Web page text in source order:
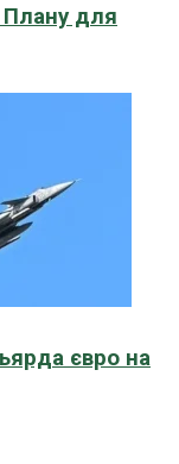
Плану для
євро на